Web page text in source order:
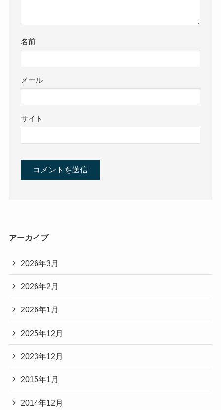
名前
メール
サイト
アーカイブ
2026年3月
2026年2月
2026年1月
2025年12月
2023年12月
2015年1月
2014年12月